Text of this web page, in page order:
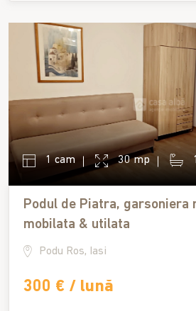
1 cam 30 mp
Podul de Piatra, garsoniera
mobilata & utilata
Podu Ros, Iasi
300 € / lună